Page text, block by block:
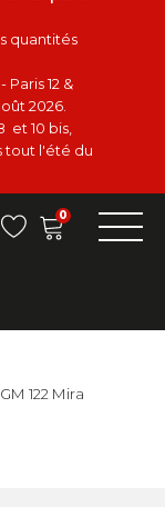
quantités
12 &
2026.
et 10 bis,
tout l'été du
0
122 Mira